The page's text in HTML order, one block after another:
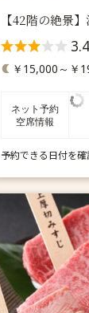
【42階の絶景
￥15,000～￥
ネット予約
空席情報
予約できる日付を確